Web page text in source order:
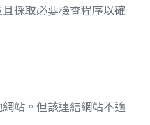
採取必要檢查程序以確
站。但該連結網站不適